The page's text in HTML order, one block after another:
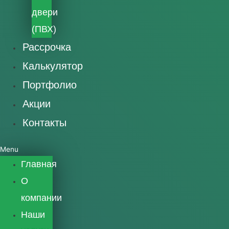
двери
(ПВХ)
Рассрочка
Калькулятор
Портфолио
Акции
Контакты
Menu
Главная
О
компании
Наши